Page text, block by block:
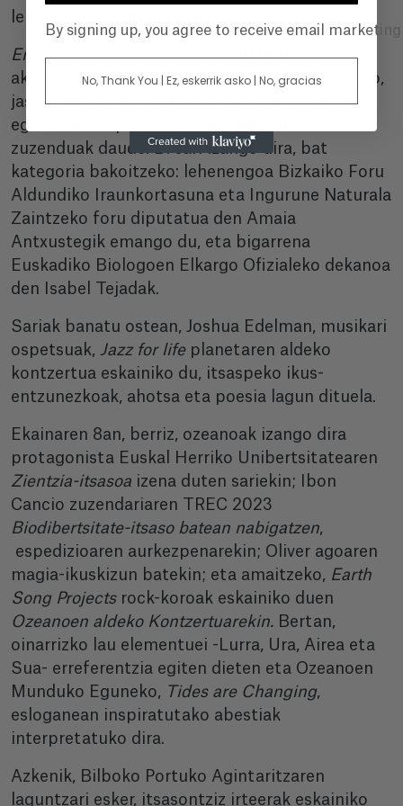
lehenengo edizio honetan.
Emphathy with Naturesariak ingurumen-
aktibismoaren bidez errealitate osasungarriago,
jasangarriago eta solidarioago baten alde lan
egiten duten pertsona eta erakundeei
zuzenduak daude. Bi sari izango dira, bat
kategoria bakoitzeko: lehenengoa Bizkaiko Foru
Aldundiko Iraunkortasuna eta Ingurune Naturala
Zaintzeko foru diputatua den Amaia
Antxustegik emango du, eta bigarrena
Euskadiko Biologoen Elkargo Ofizialeko dekanoa
den Isabel Tejadak.
Sariak banatu ostean, Joshua Edelman, musikari
ospetsuak, Jazz for lifeplanetaren aldeko
kontzertua eskainiko du, itsaspeko ikus-
entzunezkoak, ahotsa eta poesia lagun dituela.
Ekainaren 8an, berriz, ozeanoak izango dira
protagonista Euskal Herriko Unibertsitatearen
Zientzia-itsasoa izena duten sariekin; Ibon
Cancio zuzendariaren TREC 2023
Biodibertsitate-itsaso batean nabigatzen,
espedizioaren aurkezpenarekin; Oliver agoaren
magia-ikuskizun batekin; eta amaitzeko, Earth
Song Projectsrock-koroak eskainiko duen
Ozeanoen aldeko Kontzertuarekin. Bertan,
oinarrizko lau elementuei -Lurra, Ura, Airea eta
Sua- erreferentzia egiten dieten eta Ozeanoen
Munduko Eguneko, Tides are Changing,
esloganean inspiratutako abestiak
interpretatuko dira.
Azkenik, Bilboko Portuko Agintaritzaren
laguntzari esker, itsasontziz irteerak eskainiko
By signing up, you agree to receive email
No, Thank You | Ez, eskerrik asko | No, gracias